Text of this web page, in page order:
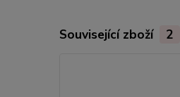
Související zboží 2